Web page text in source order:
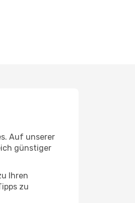
Auf unserer
günstiger
Ihren
zu